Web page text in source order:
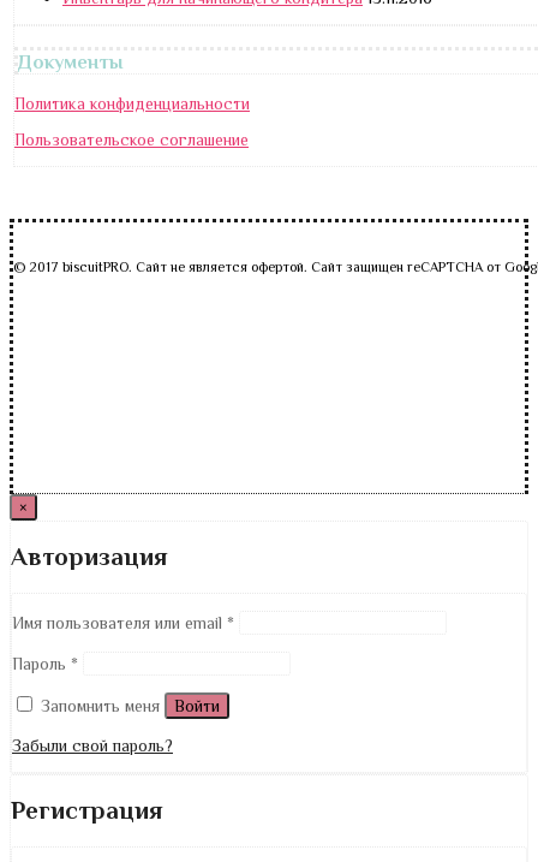
Документы
Политика конфиденциальности
Пользовательское соглашение
© 2017 biscuitPRO. Сайт не является офертой. Сайт защищен reCAPTCHA от
×
Авторизация
Имя пользователя или email *
Пароль *
Запомнить меня Войти
Забыли свой пароль?
Регистрация